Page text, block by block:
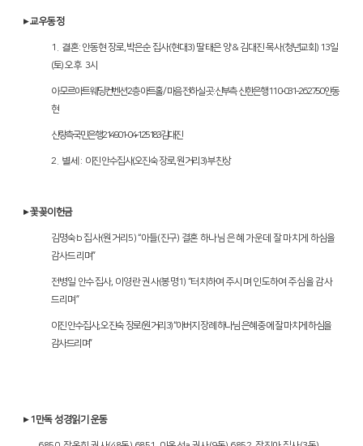
▸교우동정
1. 결혼: 안동현 장로,박은순 집사(현대3) 딸 태은 양& 김대진 목사(청년교회) 13일
(토)오후 3시
아모르아트웨딩컨벤션2층 아트홀/마음 전하실 곳:신부측 신한은행110-031-262750안동
현
신랑측 국민은행214901-04-125183김대진
2. 별세 : 이진 안수집사(오진숙 장로,원거리 3)부친상
▸꽃꽂이헌금
김명숙b 집사(원거리5) “아들(진구) 결혼 하나님 은혜 가운데 잘 마치게 하심을
감사드리며”
전병일 안수집사, 이영란 권사(봉명1) “터치하여 주시며 인도하여 주심을 감사
드리며”
이진 안수집사,오진숙 장로(원거리 3) “아버지 장례 하나님 은혜 중에 잘 마치게 하심을
감사드리며”
▸1만독 성경읽기 운동